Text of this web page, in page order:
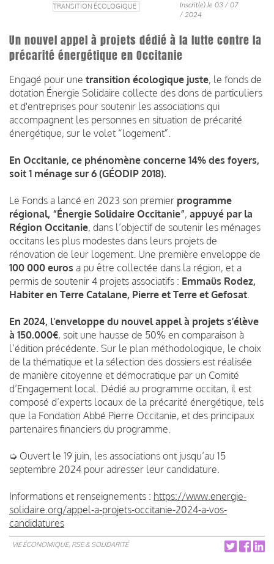
TRANSITION ÉCOLOGIQUE
Inscrit(e) le 03 / 07
/ 2024
Un nouvel appel à projets dédié à la lutte contre la
précarité énergétique en Occitanie
Engagé pour une transition écologique juste, le fonds de
dotation Énergie Solidaire collecte des dons de particuliers
et d'entreprises pour soutenir les associations qui
accompagnent les personnes en situation de précarité
énergétique, sur le volet “logement”.
En Occitanie, ce phénomène concerne 14% des foyers,
soit 1 ménage sur 6 (GÉODIP 2018).
Le Fonds a lancé en 2023 son premier programme
régional, “Énergie Solidaire Occitanie”, appuyé par la
Région Occitanie, dans l’objectif de soutenir les ménages
occitans les plus modestes dans leurs projets de
rénovation de leur logement. Une première enveloppe de
100 000 euros a pu être collectée dans la région, et a
permis de soutenir 4 projets associatifs : Emmaüs Rodez,
Habiter en Terre Catalane, Pierre et Terre et Gefosat
En 2024, l'enveloppe du nouvel appel à projets s’élève
à 150.000€, soit une hausse de 50% en comparaison à
l’édition précédente. Sur le plan méthodologique, le choix
de la thématique et la sélection des dossiers est réalisée
de manière citoyenne et démocratique par un Comité
d’Engagement local. Dédié au programme occitan, il est
composé d’experts locaux de la précarité énergétique, tels
que la Fondation Abbé Pierre Occitanie, et des principaux
partenaires financiers du programme.
➭ Ouvert le 19 juin, les associations ont jusqu’au 15
septembre 2024 pour adresser leur candidature.
Informations et renseignements : https://www.energie-
solidaire.org/appel-a-projets-occitanie-2024-a-vos-
candidatures
VIE ÉCONOMIQUE, RSE & SOLIDARITÉ